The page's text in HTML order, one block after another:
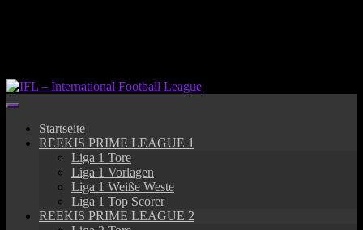
Startseite
REEKIS PRIME LEAGUE 1
Liga 1 Tore
Liga 1 Vorlagen
Liga 1 Weiße Weste
Liga 1 Top Scorer
REEKIS PRIME LEAGUE 2